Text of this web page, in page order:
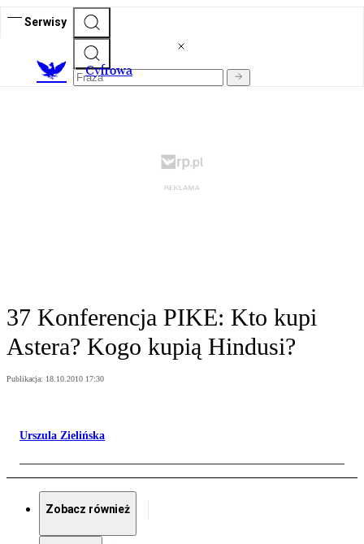
Serwisy
Cyfrowa
37 Konferencja PIKE: Kto kupi
Astera? Kogo kupią Hindusi?
Publikacja: 18.10.2010 17:30
Urszula Zielińska
Zobacz również